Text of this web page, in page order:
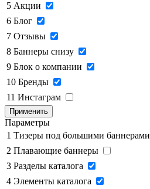
5 Акции
6 Блог
7 Отзывы
8 Баннеры снизу
9 Блок о компании
10 Бренды
11 Инстаграм
Применить
Параметры
1 Тизеры под большими баннерами
2 Плавающие баннеры
3 Разделы каталога
4 Элементы каталога